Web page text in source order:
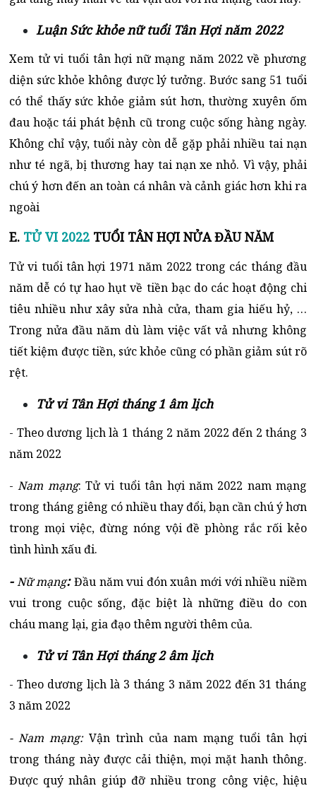
Luận Sức khỏe nữ tuổi Tân Hợi năm 2022
Xem tử vi tuổi tân hợi nữ mạng năm 2022 về phương
diện sức khỏe không được lý tưởng. Bước sang 51 tuổi
có thể thấy sức khỏe giảm sút hơn, thường xuyên ốm
đau hoặc tái phát bệnh cũ trong cuộc sống hàng ngày.
Không chỉ vậy, tuổi này còn dễ gặp phải nhiều tai nạn
như té ngã, bị thương hay tai nạn xe nhỏ. Vì vậy, phải
chú ý hơn đến an toàn cá nhân và cảnh giác hơn khi ra
ngoài
E. TỬ VI 2022 TUỔI TÂN HỢI NỬA ĐẦU NĂM
Tử vi tuổi tân hợi 1971 năm 2022 trong các tháng đầu
năm dễ có tự hao hụt về tiền bạc do các hoạt động chi
tiêu nhiều như xây sửa nhà cửa, tham gia hiếu hỷ, …
Trong nửa đầu năm dù làm việc vất vả nhưng không
tiết kiệm được tiền, sức khỏe cũng có phần giảm sút rõ
rệt.
Tử vi Tân Hợi tháng 1 âm lịch
- Theo dương lịch là 1 tháng 2 năm 2022 đến 2 tháng 3
năm 2022
-Nam mạng: Tử vi tuổi tân hợi năm 2022 nam mạng
trong tháng giêng có nhiều thay đổi, bạn cần chú ý hơn
trong mọi việc, đừng nóng vội đề phòng rắc rối kẻo
tình hình xấu đi.
-Nữ mạng:Đầu năm vui đón xuân mới với nhiều niềm
vui trong cuộc sống, đặc biệt là những điều do con
cháu mang lại, gia đạo thêm người thêm của.
Tử vi Tân Hợi tháng 2 âm lịch
- Theo dương lịch là 3 tháng 3 năm 2022 đến 31 tháng
3 năm 2022
- Nam mạng: Vận trình của nam mạng tuổi tân hợi
trong tháng này được cải thiện, mọi mặt hanh thông.
Được quý nhân giúp đỡ nhiều trong công việc, hiệu